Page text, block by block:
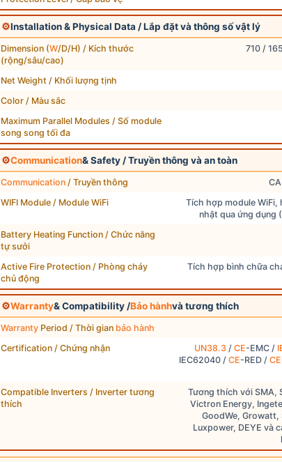
⚙Installation & Physical Data / Lắp đặt và thông số vật lý
Dimension (W/D/H) / Kích thước
(rộng/sâu/cao)
710 /
Net Weight / Khối lượng tịnh
Color / Màu sắc
Maximum Parallel Modules / Số module
song song tối đa
⚙Communication& Safety / Truyền thông và an toàn
Communication / Truyền thông
WIFI Module / Module WiFi
Tích hợp module WiFi,
nhật qua ứng dụng
Battery Heating Function / Chức năng
tự sưởi
Active Fire Protection / Phòng cháy
chủ động
Tích hợp bình chữa
⚙Warranty& Compatibility /Bảo hànhvà tương thích
Warranty Period / Thời gian bảo hành
Certification / Chứng nhận
UN38.3/ CE-EMC /
IEC62040 / CE-RED /
Compatible Inverters / Inverter tương
thích
Tương thích với SMA,
Victron Energy,
GoodWe, Growatt,
Luxpower, DEYE và